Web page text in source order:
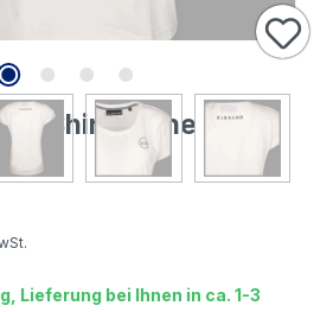
T-Shirt Ragne cloud
Lieferung bei Ihnen in ca. 1-3